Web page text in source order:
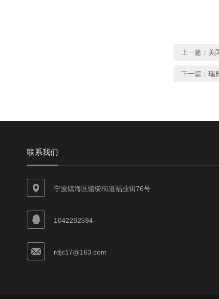
上一篇： 美
下一篇： 瑞
联系我们
宁波镇海区骆驼街道福业街76号
1042282594
rdjc17@163.com